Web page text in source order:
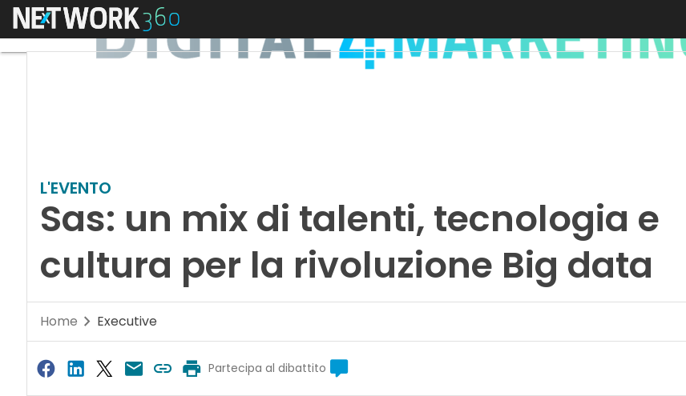
Menu
L'EVENTO
Sas: un mix di talenti, tecnologia e
cultura per la rivoluzione Big data
Home Executive
Partecipa al dibattito